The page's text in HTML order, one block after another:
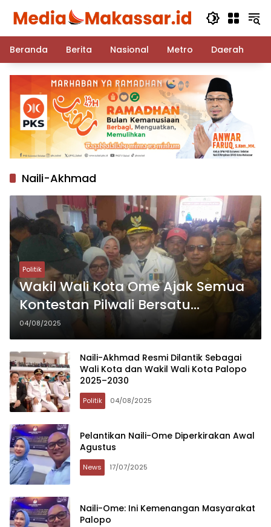
Beranda
Berita Nasional Metro Daerah
Naili-Akhmad
Politik
Wakil Wali Kota Ome Ajak Semua
Kontestan Pilwali Bersatu
Membangun Palopo Baru
04/08/2025
Naili-Akhmad Resmi Dilantik Sebagai
Wali Kota dan Wakil Wali Kota Palopo
2025–2030
Politik 04/08/2025
Pelantikan Naili-Ome Diperkirakan Awal
Agustus
News 17/07/2025
Naili-Ome: Ini Kemenangan Masyarakat
Palopo